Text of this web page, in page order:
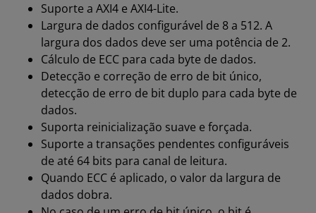
Suporte a AXI4 e AXI4-Lite.
Largura de dados configurável de 8 a 512. A
largura dos dados deve ser uma potência de 2.
Cálculo de ECC para cada byte de dados.
Detecção e correção de erro de bit único,
detecção de erro de bit duplo para cada byte de
dados.
Suporta reinicialização suave e forçada.
Suporte a transações pendentes configuráveis
de até 64 bits para canal de leitura.
Quando ECC é aplicado, o valor da largura de
dados dobra.